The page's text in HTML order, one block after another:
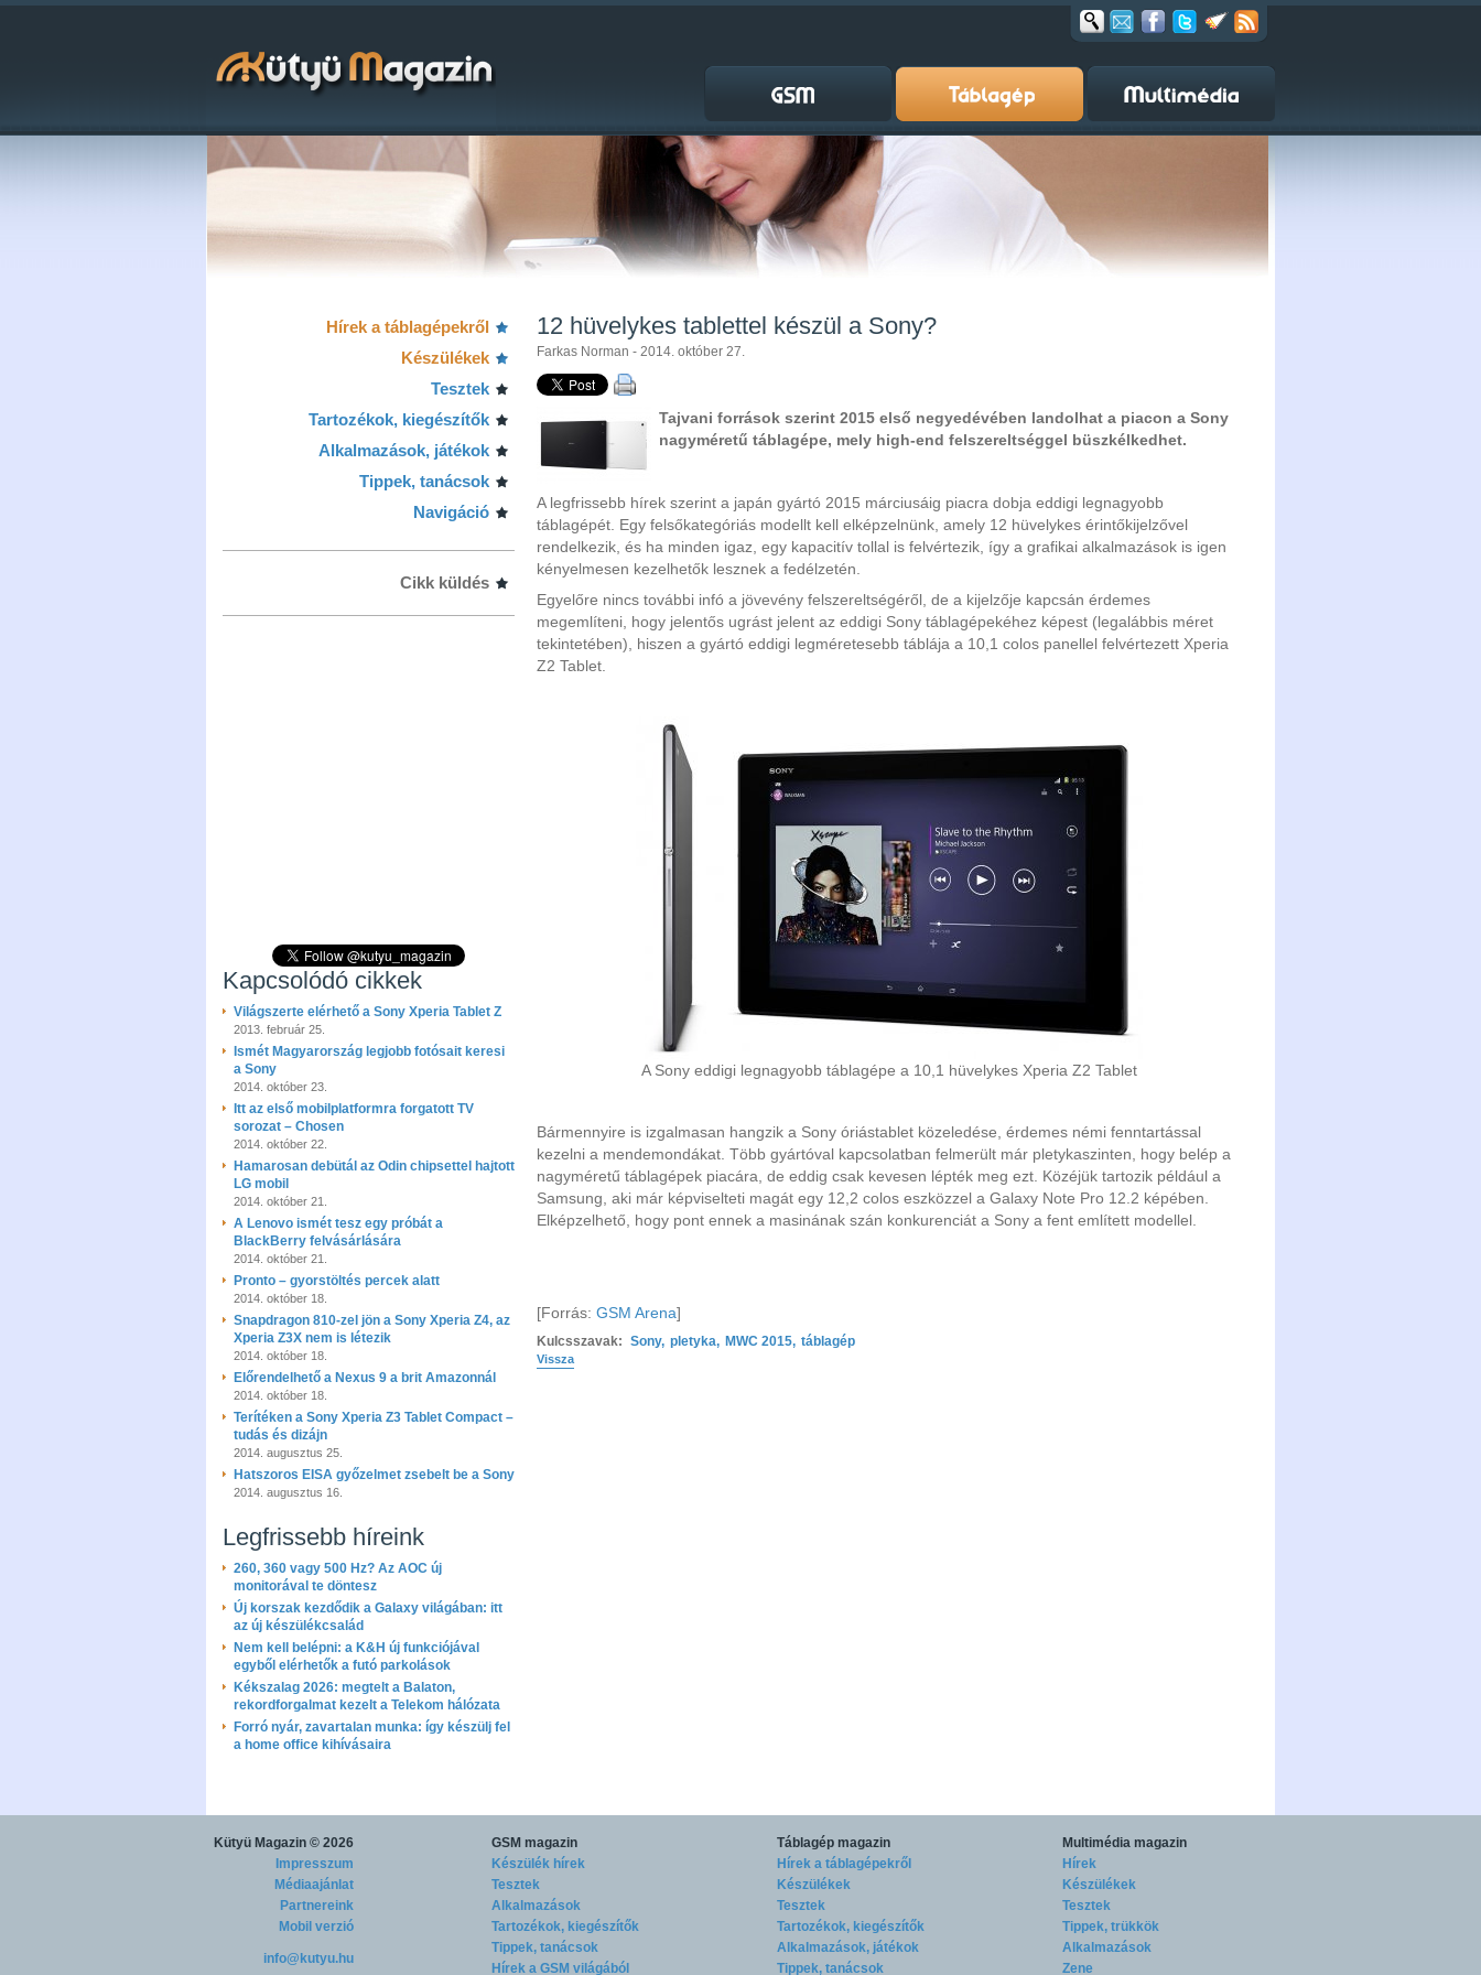
Hírek a táblagépekről
Készülékek
Tesztek
Tartozékok, kiegészítők
Alkalmazások, játékok
Tippek, tanácsok
Navigáció
Cikk küldés
Kapcsolódó cikkek
Világszerte elérhető a Sony Xperia Tablet Z
2013. február 25.
Ismét Magyarország legjobb fotósait keresi
a Sony
2014. október 23.
Itt az első mobilplatformra forgatott TV
sorozat – Chosen
2014. október 22.
Hamarosan debütál az Odin chipsettel hajtott
LG mobil
2014. október 21.
A Lenovo ismét tesz egy próbát a
BlackBerry felvásárlására
2014. október 21.
Pronto – gyorstöltés percek alatt
2014. október 18.
Snapdragon 810-zel jön a Sony Xperia Z4, az
Xperia Z3X nem is létezik
2014. október 18.
Előrendelhető a Nexus 9 a brit Amazonnál
2014. október 18.
Terítéken a Sony Xperia Z3 Tablet Compact –
tudás és dizájn
2014. augusztus 25.
Hatszoros EISA győzelmet zsebelt be a Sony
2014. augusztus 16.
Legfrissebb híreink
260, 360 vagy 500 Hz? Az AOC új
monitorával te döntesz
Új korszak kezdődik a Galaxy világában: itt
az új készülékcsalád
Nem kell belépni: a K&H új funkciójával
egyből elérhetők a futó parkolások
Kékszalag 2026: megtelt a Balaton,
rekordforgalmat kezelt a Telekom hálózata
Forró nyár, zavartalan munka: így készülj fel
a home office kihívásaira
12 hüvelykes tablettel készül a Sony?
Farkas Norman - 2014. október 27.
Tajvani források szerint 2015 első negyedévében landolhat a piacon a Sony
nagyméretű táblagépe, mely high-end felszereltséggel büszkélkedhet.
A legfrissebb hírek szerint a japán gyártó 2015 márciusáig piacra dobja eddigi legnagyobb
táblagépét. Egy felsőkategóriás modellt kell elképzelnünk, amely 12 hüvelykes érintőkijelzővel
rendelkezik, és ha minden igaz, egy kapacitív tollal is felvértezik, így a grafikai alkalmazások is igen
kényelmesen kezelhetők lesznek a fedélzetén.
Egyelőre nincs további infó a jövevény felszereltségéről, de a kijelzője kapcsán érdemes
megemlíteni, hogy jelentős ugrást jelent az eddigi Sony táblagépekéhez képest (legalábbis méret
tekintetében), hiszen a gyártó eddigi legméretesebb táblája a 10,1 colos panellel felvértezett Xperia
Z2 Tablet.
A Sony eddigi legnagyobb táblagépe a 10,1 hüvelykes Xperia Z2 Tablet
Bármennyire is izgalmasan hangzik a Sony óriástablet közeledése, érdemes némi fenntartással
kezelni a mendemondákat. Több gyártóval kapcsolatban felmerült már pletykaszinten, hogy belép a
nagyméretű táblagépek piacára, de eddig csak kevesen lépték meg ezt. Közéjük tartozik például a
Samsung, aki már képviselteti magát egy 12,2 colos eszközzel a Galaxy Note Pro 12.2 képében.
Elképzelhető, hogy pont ennek a masinának szán konkurenciát a Sony a fent említett modellel.
[Forrás: GSM Arena]
Kulcsszavak: Sony, pletyka, MWC 2015, táblagép
Vissza
Kütyü Magazin © 2026
Impresszum
Médiaajánlat
Partnereink
Mobil verzió
info@kutyu.hu
GSM magazin
Készülék hírek
Tesztek
Alkalmazások
Tartozékok, kiegészítők
Tippek, tanácsok
Hírek a GSM világából
Táblagép magazin
Hírek a táblagépekről
Készülékek
Tesztek
Tartozékok, kiegészítők
Alkalmazások, játékok
Tippek, tanácsok
Multimédia magazin
Hírek
Készülékek
Tesztek
Tippek, trükkök
Alkalmazások
Zene